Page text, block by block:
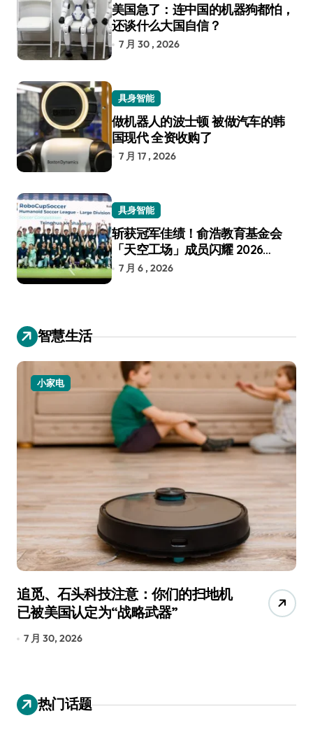
美国急了：连中国的机器狗都怕，
还谈什么大国自信？
7 月 30 , 2026
具身智能
做机器人的波士顿 被做汽车的韩
国现代 全资收购了
7 月 17 , 2026
具身智能
斩获冠军佳绩！俞浩教育基金会
「天空工场」成员闪耀 2026
RoboCup 机器人世界杯
7 月 6 , 2026
智慧生活
小家电
追觅、石头科技注意：你们的扫地机
已被美国认定为“战略武器”
7 月 30, 2026
热门话题